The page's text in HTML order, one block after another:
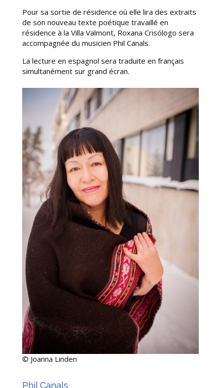
Pour sa sortie de résidence où elle lira des extraits
de son nouveau texte poétique travaillé en
résidence à la Villa Valmont, Roxana Crisólogo sera
accompagnée du musicien Phil Canals.
La lecture en espagnol sera traduite en français
simultanément sur grand écran.
© Joanna Linden
Phil Canals